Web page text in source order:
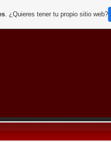
. ¿Quieres tener tu propio sitio web?